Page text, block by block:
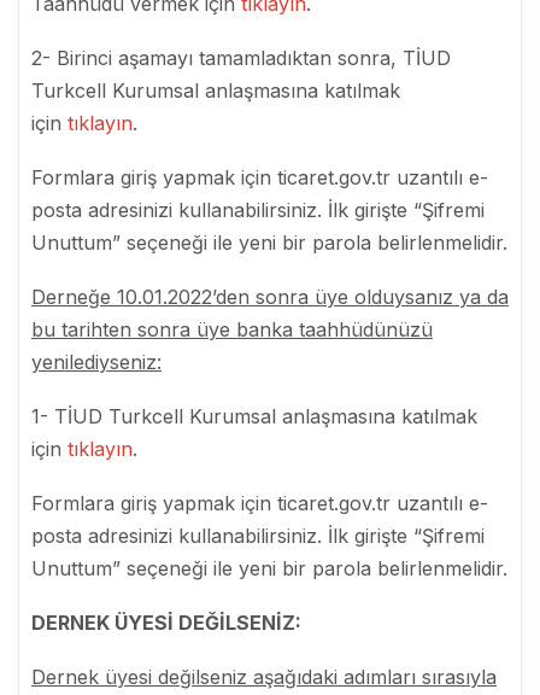
2- Birinci aşamayı tamamladıktan sonra, TİUD
Turkcell Kurumsal anlaşmasına katılmak
için tıklayın.
Formlara giriş yapmak için ticaret.gov.tr uzantılı e-
posta adresinizi kullanabilirsiniz. İlk girişte “Şifremi
Unuttum” seçeneği ile yeni bir parola belirlenmelidir.
Derneğe 10.01.2022’den sonra üye olduysanız ya da
bu tarihten sonra üye banka taahhüdünüzü
yenilediyseniz:
1- TİUD Turkcell Kurumsal anlaşmasına katılmak
için tıklayın.
Formlara giriş yapmak için ticaret.gov.tr uzantılı e-
posta adresinizi kullanabilirsiniz. İlk girişte “Şifremi
Unuttum” seçeneği ile yeni bir parola belirlenmelidir.
DERNEK ÜYESİ DEĞİLSENİZ:
Dernek üyesi değilseniz aşağıdaki adımları sırasıyla